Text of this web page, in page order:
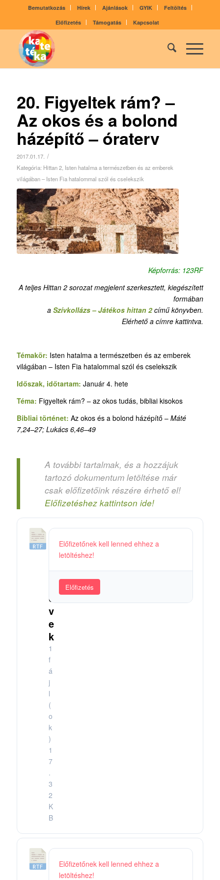
Bemutatkozás Hírek Ajánlások GYIK
Feltöltés
Előfizetés
Támogatás Kapcsolat
20. Figyeltek rám? –
Az okos és a bolond
házépítő – óraterv
2017.01.17. /
Kategória: Hittan 2, Isten hatalma a természetben és az emberek
világában – Isten Fia hatalommal szól és cselekszik
Képforrás: 123RF
A teljes Hittan 2 sorozat megjelent szerkesztett, kiegészített
formában
aSzívkollázs – Játékos hittan 2című könyvben.
Elérhető a címre kattintva.
Témakör: Isten hatalma a természetben és az emberek
világában – Isten Fia hatalommal szól és cselekszik
Időszak, időtartam: Január 4. hete
Téma: Figyeltek rám? – az okos tudás, bibliai kisokos
Bibliai történet: Az okos és a bolond házépítő – Máté
7,24–27; Lukács 6,46–49
A további tartalmak, és a hozzájuk
tartozó dokumentum letöltése már
csak előfizetőink részére érhető el!
Előfizetéshez kattintson ide!
A
p
ö
v
e
k
1
f
á
j
l
(
o
k
)
1
7
.
3
2
K
B
Előfizetőnek kell lenned ehhez a
letöltéshez!
Előfizetés
2
Előfizetőnek kell lenned ehhez a
letöltéshez!